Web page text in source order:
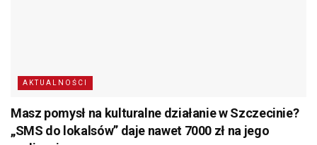
AKTUALNOŚCI
Masz pomysł na kulturalne działanie w Szczecinie?
„SMS do lokalsów” daje nawet 7000 zł na jego